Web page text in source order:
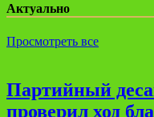
Актуально
Просмотреть все
Партийный
проверил ход